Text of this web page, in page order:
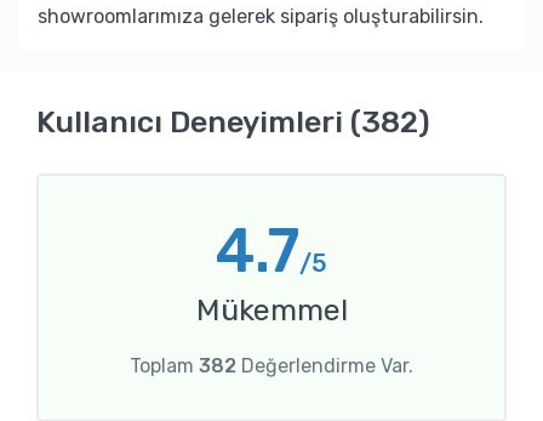
showroomlarımıza gelerek sipariş oluşturabilirsin.
Kullanıcı Deneyimleri (382)
4.7/5
Mükemmel
Toplam 382 Değerlendirme Var.